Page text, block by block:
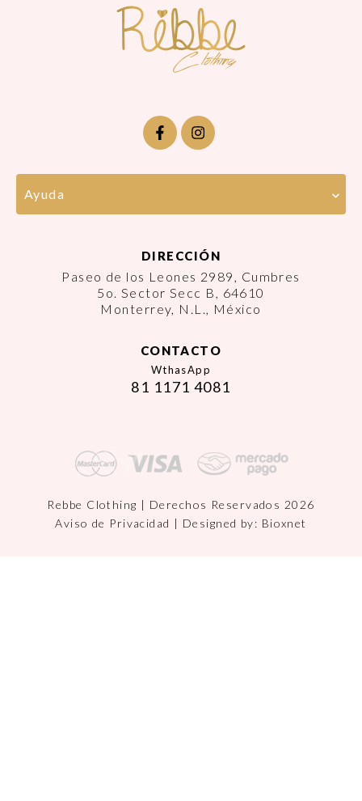
Ayuda
DIRECCIÓN
Paseo de los Leones 2989, Cumbres
5o. Sector Secc B, 64610
Monterrey, N.L., México
CONTACTO
WthasApp
81 1171 4081
Rebbe Clothing | Derechos Reservados 2026
Aviso de Privacidad | Designed by: Bioxnet